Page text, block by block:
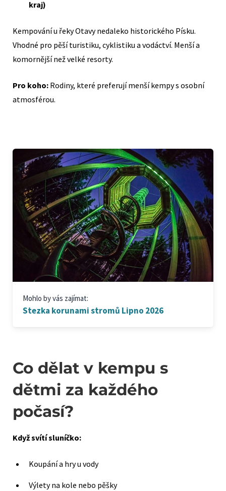
kraj)
Kempování u řeky Otavy nedaleko historického Písku.
Vhodné pro pěší turistiku, cyklistiku a vodáctví. Menší a
komornější než velké resorty.
Pro koho: Rodiny, které preferují menší kempy s osobní
atmosférou.
Mohlo by vás zajímat:
Stezka korunami stromů Lipno 2026
Co dělat v kempu s
dětmi za každého
počasí?
Když svítí sluníčko:
Koupání a hry u vody
Výlety na kole nebo pěšky